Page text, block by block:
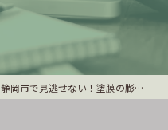
静岡市で見逃せない！塗膜の膨れを防ぐ外壁塗装の秘訣